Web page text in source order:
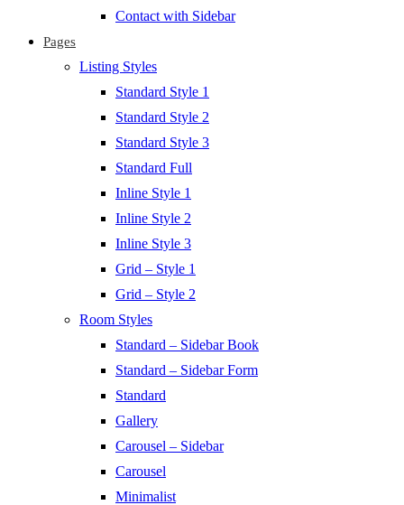
Contact with Sidebar
Pages
Listing Styles
Standard Style 1
Standard Style 2
Standard Style 3
Standard Full
Inline Style 1
Inline Style 2
Inline Style 3
Grid – Style 1
Grid – Style 2
Room Styles
Standard – Sidebar Book
Standard – Sidebar Form
Standard
Gallery
Carousel – Sidebar
Carousel
Minimalist